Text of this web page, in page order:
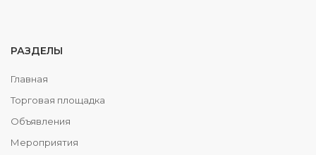
РАЗДЕЛЫ
Главная
Торговая площадка
Объявления
Мероприятия